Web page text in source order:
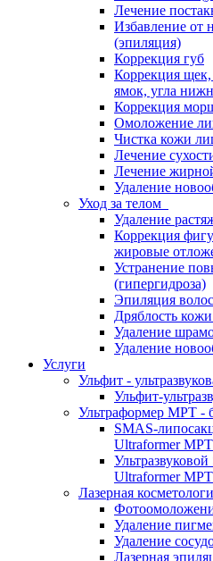
Лечение
Избавление от
(эпиляция)
Коррекция губ
Коррекция
ямок, угла
Коррекция
Омоложение
Чистка кожи
Лечение
Лечение
Удаление
Уход за телом
Удаление
Коррекция
жировые
Устранение
(гипергидроза)
Эпиляция
Дряблость
Удаление
Удаление
Услуги
Ульфит -
Ульфит-
Ультраформер МРТ -
SMAS-
Ultraformer MPT
Ultraformer МРТ
Лазерная
Удаление
Удаление
Лазерная